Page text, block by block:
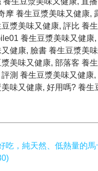
養生豆漿美味又健康,
漿美味又健康, 評比 養
養生豆漿美味又健
健康, 臉書 養生豆漿美
美味又健康, 部落客 養
測 養生豆漿美味又健
味又健康, 好用嗎? 養
吃，純天然、低熱量的